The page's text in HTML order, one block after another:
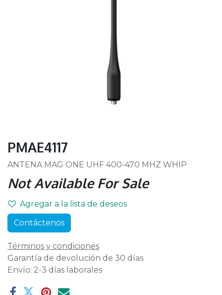
PMAE4117
ANTENA MAG ONE UHF 400-470 MHZ WHIP
Not Available For Sale
Agregar a la lista de deseos
Contáctenos
Términos y condiciones
Garantía de devolución de 30 días
Envío: 2-3 días laborales